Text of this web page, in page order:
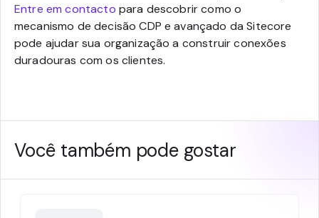
Entre em contacto para descobrir como o
mecanismo de decisão CDP e avançado da Sitecore
pode ajudar sua organização a construir conexões
duradouras com os clientes.
Você também pode gostar